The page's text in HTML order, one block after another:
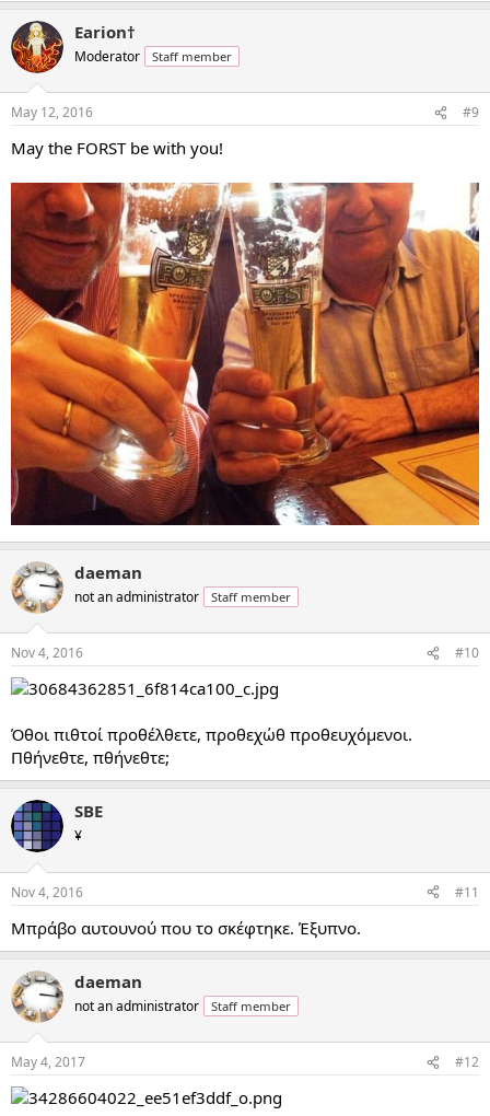
c
t
i
s
Earion†
Moderator Staff member
May 12, 2016 #9
May the FORST be with you!
daeman
not an administrator Staff member
Nov 4, 2016 #10
Όθοι πιθτοί προθέλθετε, προθεχώθ προθευχόμενοι.
Πθήνεθτε, πθήνεθτε;
SBE
¥
Nov 4, 2016 #11
Μπράβο αυτουνού που το σκέφτηκε. Έξυπνο.
daeman
not an administrator Staff member
May 4, 2017 #12